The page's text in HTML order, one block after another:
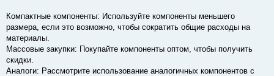
Компактные компоненты: Используйте компоненты меньшего
размера, если это возможно, чтобы сократить общие расходы на
материалы.
Массовые закупки: Покупайте компоненты оптом, чтобы получить
скидки.
Аналоги: Рассмотрите использование аналогичных компонентов с